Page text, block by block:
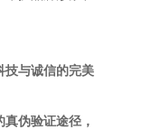
技与诚信的完美
伪验证途径，